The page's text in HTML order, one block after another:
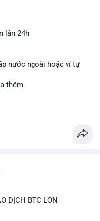
lận 24h
nước ngoài hoặc ví tự
thêm
DỊCH BTC LỚN